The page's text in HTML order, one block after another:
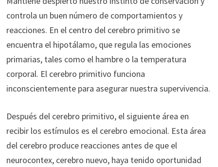
controla un buen número de comportamientos y
reacciones. En el centro del cerebro primitivo se
encuentra el hipotálamo, que regula las emociones
primarias, tales como el hambre o la temperatura
corporal. El cerebro primitivo funciona
inconscientemente para asegurar nuestra supervivencia.
Después del cerebro primitivo, el siguiente área en
recibir los estímulos es el cerebro emocional. Esta área
del cerebro produce reacciones antes de que el
neurocontex, cerebro nuevo, haya tenido oportunidad